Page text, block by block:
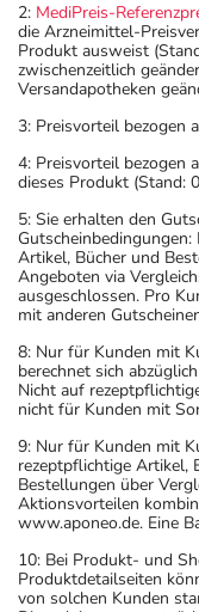
2: MediPreis-
die Arzneimittel-
Produkt ausweist
zwischenzeitlich
Versandapotheken
3: Preisvorteil bezogen
4: Preisvorteil bezogen
dieses Produkt (Stand:
5: Sie erhalten den
Artikel, Bücher und
Angeboten via
ausgeschlossen. Pro
mit anderen
8: Nur für Kunden mit
berechnet sich
Nicht auf
nicht für Kunden mit
9: Nur für Kunden mit
rezeptpflichtige Artikel,
Bestellungen über
Aktionsvorteilen
www.aponeo.de. Eine
10: Bei Produkt- und
Produktdetailseiten
von solchen Kunden